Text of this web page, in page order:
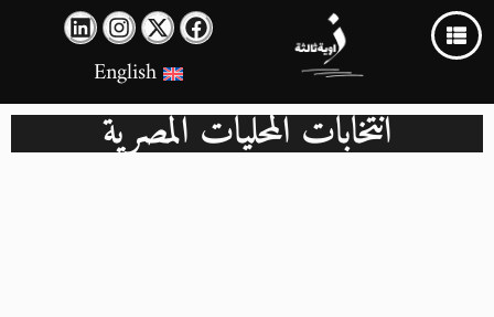
English
انتخابات المحليات المصرية